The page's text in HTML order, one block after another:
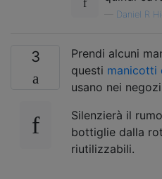
Daniel R
3
Prendi alcuni
questi manicotti
usano nei
Silenzierà il
bottiglie dalla
riutilizzabili.